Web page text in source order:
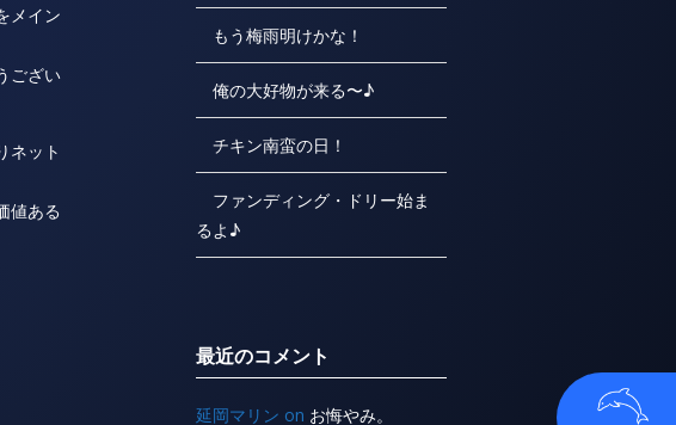
メイン
ござい
ネット
値ある
もう梅雨明けかな！
俺の大好物が来る〜♪
チキン南蛮の日！
ファンディング・ドリー始ま
るよ♪
最近のコメント
延岡マリン on お悔やみ。